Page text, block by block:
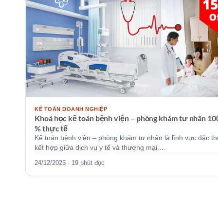
KẾ TOÁN DOANH NGHIỆP
Khoá học kế toán bệnh viện – phòng khám tư nhân
% thực tế
Kế toán bệnh viện – phòng khám tư nhân là lĩnh vực đặc
kết hợp giữa dịch vụ y tế và thương mại.…
24/12/2025 · 19 phút đọc